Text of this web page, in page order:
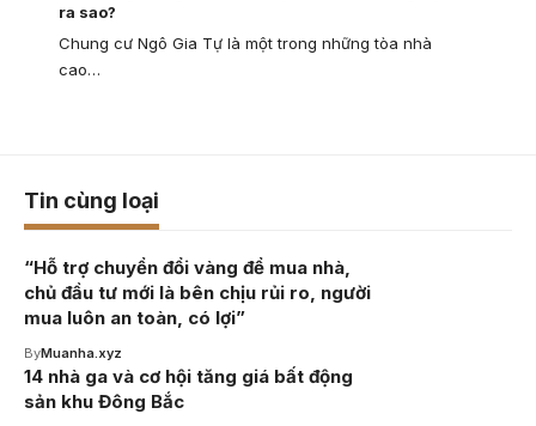
ra sao?
Chung cư Ngô Gia Tự là một trong những tòa nhà
cao…
Tin cùng loại
“Hỗ trợ chuyển đổi vàng để mua nhà,
chủ đầu tư mới là bên chịu rủi ro, người
mua luôn an toàn, có lợi”
ByMuanha.xyz
14 nhà ga và cơ hội tăng giá bất động
sản khu Đông Bắc